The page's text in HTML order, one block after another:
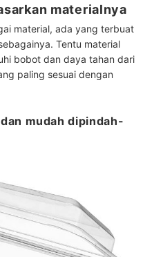
materialnya
material, ada yang terbuat
Tentu material
bobot dan daya tahan dari
paling sesuai dengan
mudah dipindah-